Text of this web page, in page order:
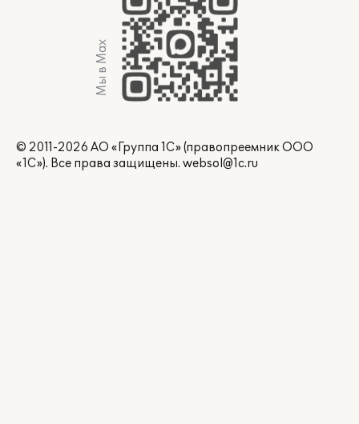
Мы в Max
© 2011-2026 АО «Группа 1С» (правопреемник ООО
«1С»). Все права защищены. websol@1c.ru